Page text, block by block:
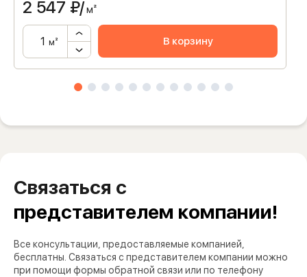
2 547 ₽/м²
м² В корзину
Связаться с
представителем компании!
Все консультации, предоставляемые компанией,
бесплатны. Связаться с представителем компании можно
при помощи формы обратной связи или по телефону